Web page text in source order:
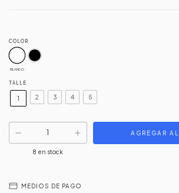
COLOR
BLANCO
TALLE
1 2 3 4 5
8 en stock
MEDIOS DE PAGO